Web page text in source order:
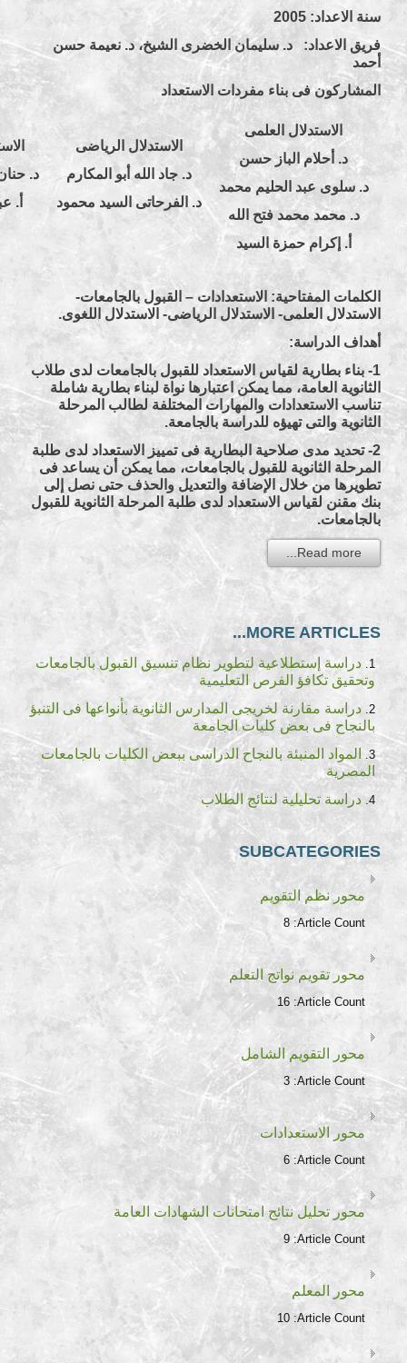
سنة الاعداد: 2005
فريق الاعداد: د. سليمان الخضرى الشيخ، د. نعيمة حسن
أحمد
المشاركون فى بناء مفردات الاستعداد
الاستدلال العلمى
د. أحلام الباز حسن
د. سلوى عبد الحليم محمد
د. محمد محمد فتح الله
أ. إكرام حمزة السيد
الاستدلال الرياضى
د. جاد الله أبو المكارم
د. الفرحاتى السيد محمود
د.
أ.
الكلمات المفتاحية: الاستعدادات – القبول بالجامعات-
الاستدلال العلمى- الاستدلال الرياضى- الاستدلال اللغوى.
أهداف الدراسة:
1- بناء بطارية لقياس الاستعداد للقبول بالجامعات لدى طلاب
الثانوية العامة، مما يمكن اعتبارها نواة لبناء بطارية شاملة
تناسب الاستعدادات والمهارات المختلفة لطالب المرحلة
الثانوية والتى تهيؤه للدراسة بالجامعة.
2- تحديد مدى صلاحية البطارية فى تمييز الاستعداد لدى طلبة
المرحلة الثانوية للقبول بالجامعات، مما يمكن أن يساعد فى
تطويرها من خلال الإضافة والتعديل والحذف حتى نصل إلى
بنك مقنن لقياس الاستعداد لدى طلبة المرحلة الثانوية للقبول
بالجامعات.
Read more...
MORE ARTICLES...
دراسة إستطلاعية لتطوير نظام تنسيق القبول بالجامعات
وتحقيق تكافؤ الفرص التعليمية
دراسة مقارنة لخريجى المدارس الثانوية بأنواعها فى التنبؤ
بالنجاح فى بعض كليات الجامعة
المواد المنبئة بالنجاح الدراسى ببعض الكليات بالجامعات
المصرية
دراسة تحليلية لنتائج الطلاب
SUBCATEGORIES
محور نظم التقويم
Article Count:
8
محور تقويم نواتج التعلم
Article Count:
16
محور التقويم الشامل
Article Count:
3
محور الاستعدادات
Article Count:
6
محور تحليل نتائج امتحانات الشهادات العامة
Article Count:
9
محور المعلم
Article Count:
10